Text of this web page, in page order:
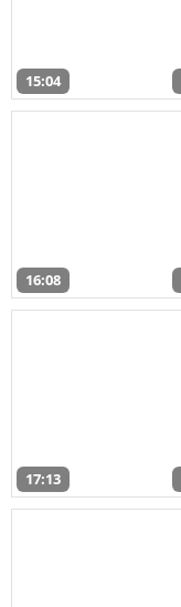
15:04
16:08
17:13